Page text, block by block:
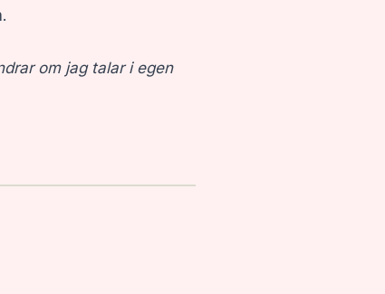
om jag talar i egen